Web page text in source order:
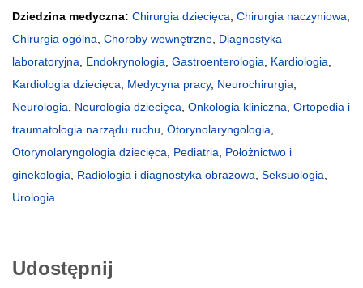
Dziedzina medyczna: Chirurgia dziecięca Chirurgia naczyniowa
Chirurgia ogólna Choroby wewnętrzne Diagnostyka
laboratoryjna
Endokrynologia Gastroenterologia Kardiologia
Kardiologia dziecięca
Medycyna pracy, Neurochirurgia
Neurologia
Neurologia dziecięca Onkologia kliniczna Ortopedia i
traumatologia narządu ruchu Otorynolaryngologia
Otorynolaryngologia dziecięca
Pediatria
Położnictwo i
ginekologia
Radiologia i diagnostyka obrazowa Seksuologia
Urologia
Udostępnij